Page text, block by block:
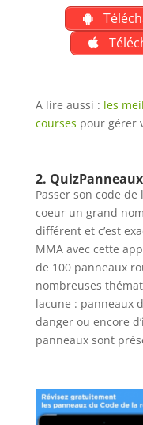
A lire aussi : les
courses pour gérer
2.
Passer son code
coeur un grand
différent et c’est
MMA avec cette
de 100 panneaux
nombreuses
lacune : panneaux
danger ou encore
panneaux sont